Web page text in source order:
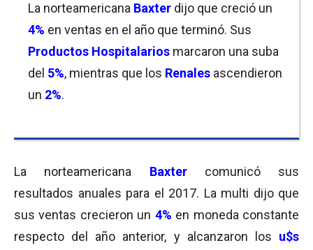
La norteamericana Baxter dijo que creció un
4% en ventas en el año que terminó. Sus
Productos Hospitalarios marcaron una suba
del 5%, mientras que los Renales ascendieron
un 2%.
La norteamericana Baxter
comunicó sus
resultados anuales para el 2017. La multi dijo que
sus ventas crecieron un 4% en moneda constante
respecto del año anterior, y alcanzaron los u$s